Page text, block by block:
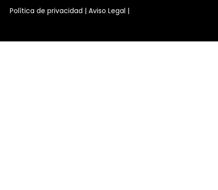
Política de privacidad | Aviso Legal |
Habla con nosotros